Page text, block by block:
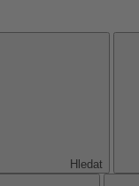
Hledat